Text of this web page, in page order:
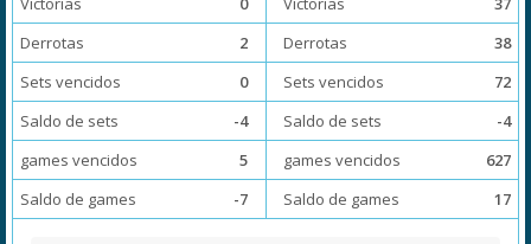
Derrotas
2
Sets vencidos
0
Saldo de sets
-4
games vencidos
5
Saldo de games
-7
Derrotas
38
Sets vencidos
72
Saldo de sets
-4
games vencidos
627
Saldo de games
17